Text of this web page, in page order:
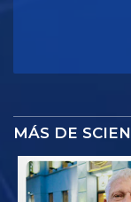
MÁS DE